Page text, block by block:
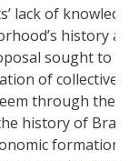
lack of
history
sought to
of collective
through the
history of
formation